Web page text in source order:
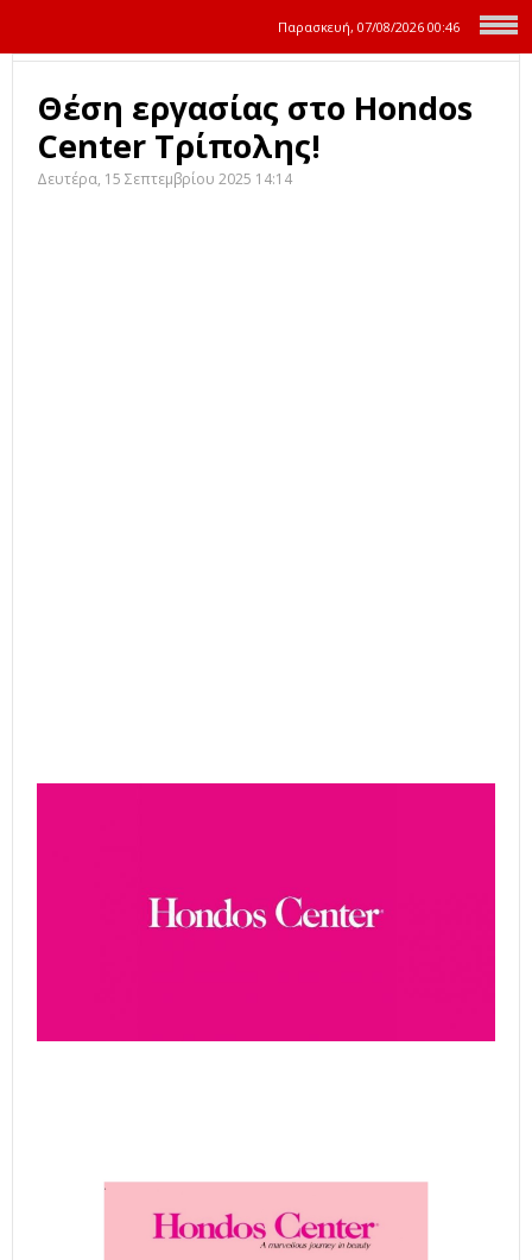
Παρασκευή, 07/08/2026 00:46
Θέση εργασίας στο Hondos
Center Τρίπολης!
Δευτέρα, 15 Σεπτεμβρίου 2025 14:14